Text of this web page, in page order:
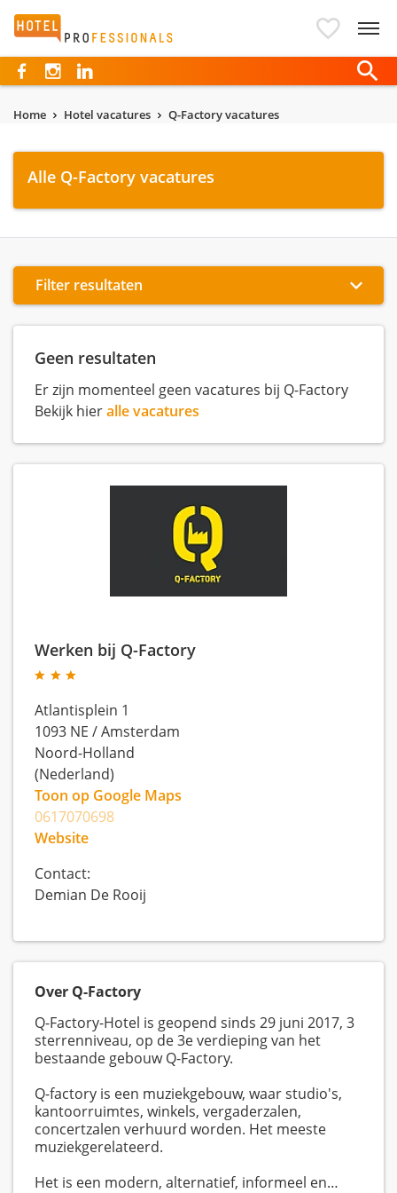
Hotelprofessionals
Home Hotel vacatures Q-Factory vacatures
Alle Q-Factory vacatures
Filter resultaten
Geen resultaten
Er zijn momenteel geen vacatures bij Q-Factory
Bekijk hieralle vacatures
Werken bij Q-Factory
Atlantisplein 1
1093 NE /Amsterdam
Noord-Holland
(Nederland)
Toon op Google Maps
0617070698
Website
Contact:
Demian De Rooij
Over Q-Factory
Q-Factory-Hotel is geopend sinds 29 juni 2017, 3
sterrenniveau, op de 3e verdieping van het
bestaande gebouw Q-Factory.
Q-factory is een muziekgebouw, waar studio's,
kantoorruimtes, winkels, vergaderzalen,
concertzalen verhuurd worden. Het meeste
muziekgerelateerd.
Het is een modern, alternatief, informeel en